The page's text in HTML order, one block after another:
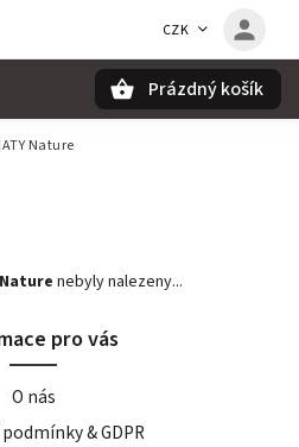
CZK
Prázdný košík
Nature
nebyly nalezeny...
pro vás
O nás
& GDPR